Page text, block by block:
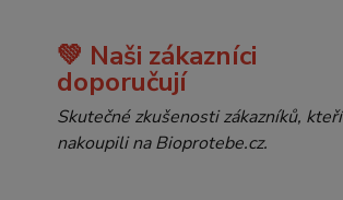
💚 Naši zákazníci
doporučují
Skutečné zkušenosti zákazníků, kteří
nakoupili na Bioprotebe.cz.